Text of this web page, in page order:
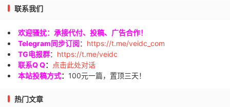
联系我们
欢迎骚扰：承接代付、投稿、广告合作！
Telegram同步订阅： https://t.me/veidc_com
TG电报群： https://t.me/veidc
联系Q Q：
点击此处对话
本站投稿方式： 100元一篇，置顶三天！
热门文章